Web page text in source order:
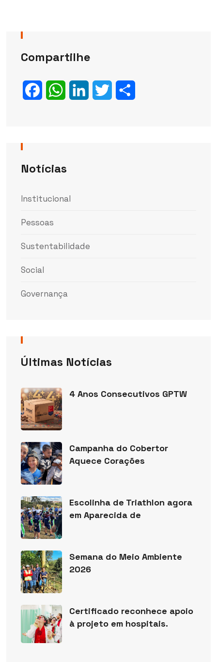
Compartilhe
FacebookWhatsAppLinkedIn Twitter
Notícias
Institucional
Pessoas
Sustentabilidade
Social
Governança
Últimas Notícias
4 Anos Consecutivos GPTW
Campanha do Cobertor
Aquece Corações
Escolinha de Triathlon agora
em Aparecida de
Semana do Meio Ambiente
2026
Certificado reconhece apoio
à projeto em hospitais.